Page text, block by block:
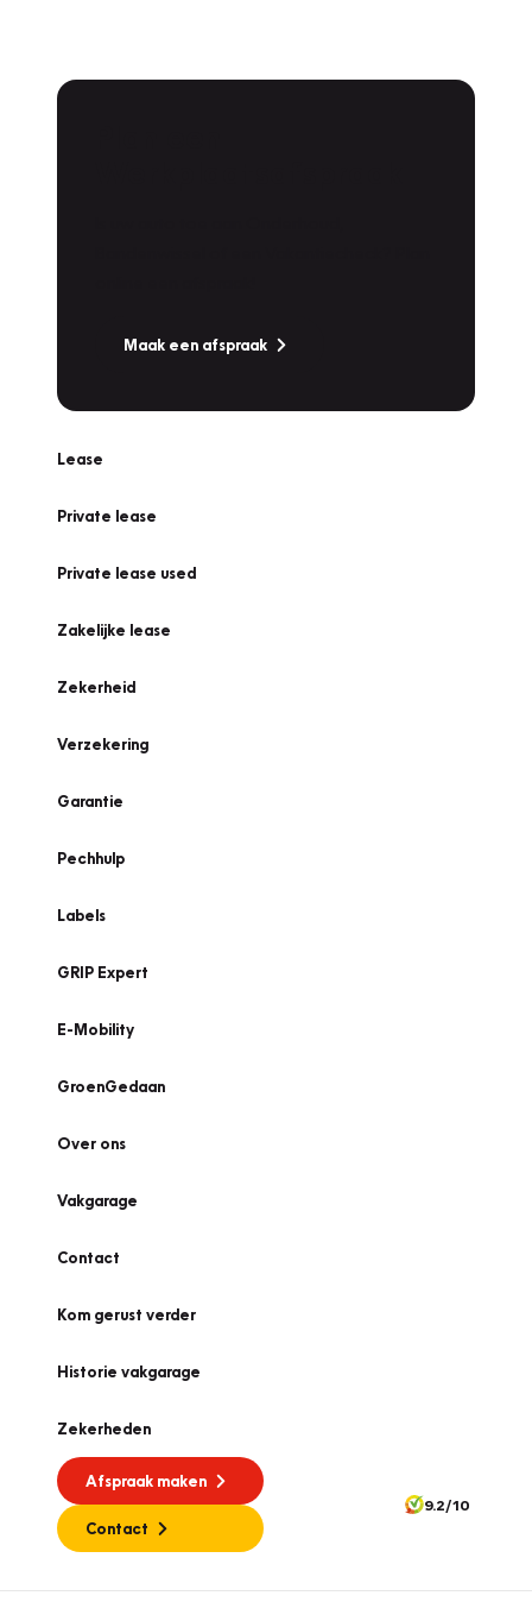
Maak een afspraak
Lease
Private lease
Private lease used
Zakelijke lease
Zekerheid
Verzekering
Garantie
Pechhulp
Labels
GRIP Expert
E-Mobility
GroenGedaan
Over ons
Vakgarage
Contact
Kom gerust verder
Historie vakgarage
Zekerheden
Afspraak maken
Contact
9.2/10